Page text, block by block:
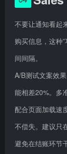
不要让通知看起
购买信息，这种
间间隔。
A/B测试文案效
能相差20%。多
配合页面加载速
不偿失。建议只
避免在结账环节